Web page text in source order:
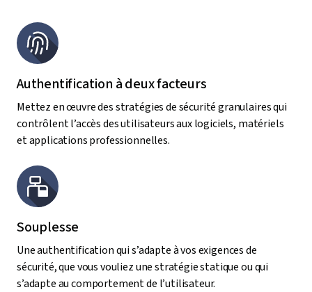
Authentification à deux facteurs
Mettez en œuvre des stratégies de sécurité granulaires qui
contrôlent l’accès des utilisateurs aux logiciels, matériels
et applications professionnelles.
Souplesse
Une authentification qui s’adapte à vos exigences de
sécurité, que vous vouliez une stratégie statique ou qui
s’adapte au comportement de l’utilisateur.